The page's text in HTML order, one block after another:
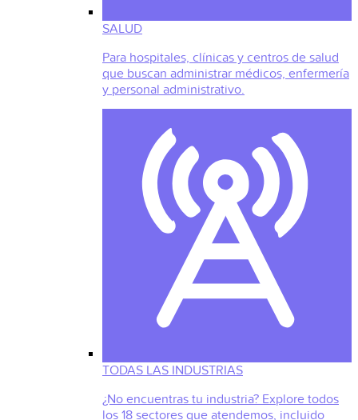
SALUD
Para hospitales, clínicas y centros de salud
que buscan administrar médicos, enfermería
y personal administrativo.
TODAS LAS INDUSTRIAS
¿No encuentras tu industria? Explore todos
los 18 sectores que atendemos, incluido